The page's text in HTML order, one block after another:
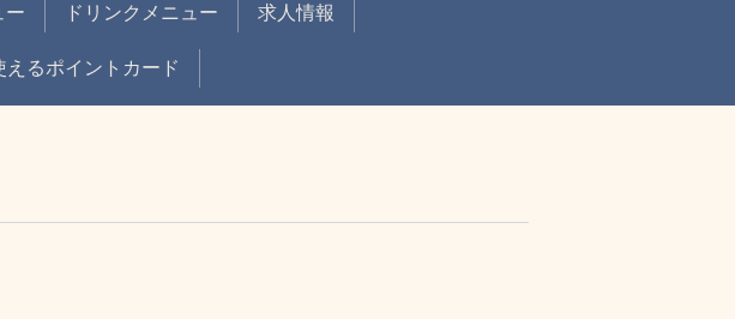
ー ドリンクメニュー 求人情報
えるポイントカード